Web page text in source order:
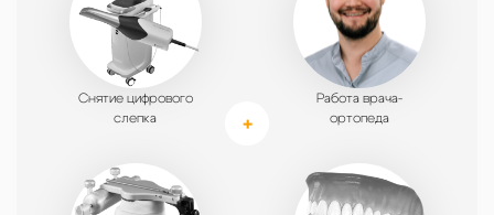
Снятие цифрового
слепка
Работа врача-
ортопеда